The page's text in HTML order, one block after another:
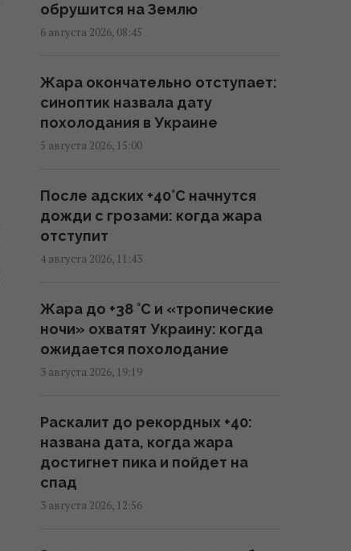
Вместо расширения ЕС: экс-
союз
09:29 четверг, 06 августа 2026
ПВО, – WP
08:58 четверг, 06 августа 2026
Politico
06:48 четверг, 06 августа 2026
значительно улучшились, -
Politico
01:22 четверг, 06 августа 2026
обрушится на Землю
6 августа 2026, 08:45
Жара окончательно отступает:
синоптик назвала дату
похолодания в Украине
5 августа 2026, 15:00
После адских +40°C начнутся
дожди с грозами: когда жара
отступит
4 августа 2026, 11:43
Жара до +38 °С и «тропические
ночи» охватят Украину: когда
ожидается похолодание
3 августа 2026, 19:19
Раскалит до рекордных +40:
названа дата, когда жара
достигнет пика и пойдет на
спад
3 августа 2026, 12:56